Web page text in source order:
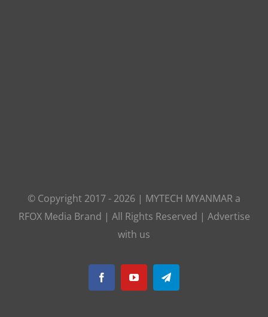
© Copyright 2017 - 2026 | MYTECH MYANMAR a
RFOX Media Brand | All Rights Reserved | Advertise
with us
FacebookYouTubeTelegram